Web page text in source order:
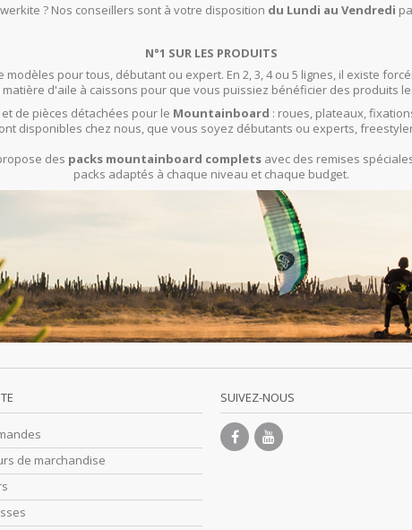
? Nos conseillers sont à votre disposition du Lundi au Vendredi
N°1 SUR LES PRODUITS
pour tous, débutant ou expert. En 2, 3, 4 ou 5 lignes, il existe
d'aile à caissons pour que vous puissiez bénéficier des produits
de pièces détachées pour le Mountainboard : roues, plateaux,
disponibles chez nous, que vous soyez débutants ou experts,
des packs mountainboard completsavec des remises
packs adaptés à chaque niveau et chaque budget.
de marchandise
SUIVEZ-NOUS